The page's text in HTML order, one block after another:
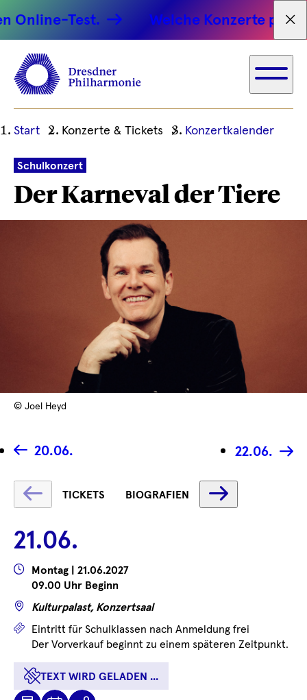
Test. Welche Konzerte passen zu
Ihre
Position
Start Konzerte & Tickets Konzertkalender
Schulkonzert
Der Karneval der Tiere
© Joel Heyd
20.06. 22.06.
Text
wird
geladen
...
TICKETS BIOGRAFIEN
wird
21.06.
Wann
Montag | 21.06.2027
09.00 Uhr Beginn
WoKulturpalast, Konzertsaal
Preise
Eintritt für Schulklassen nach Anmeldung frei
Der Vorverkauf beginnt zu einem späteren Zeitpunkt.
TEXT WIRD GELADEN ...